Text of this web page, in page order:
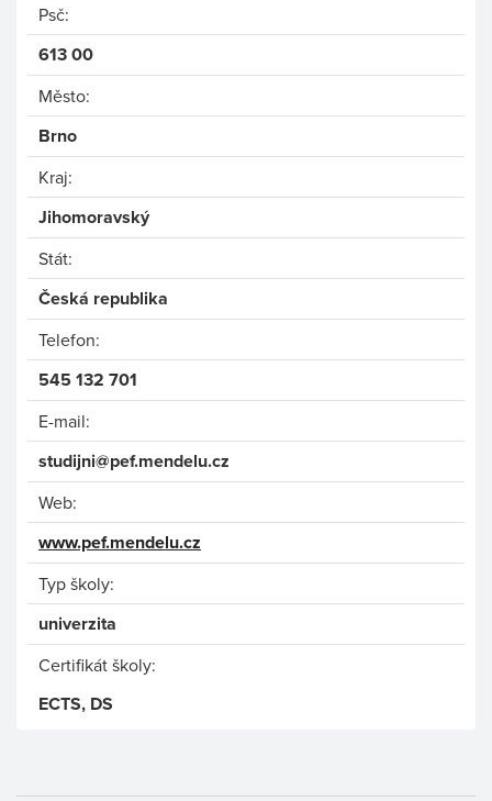
Psč:
613 00
Město:
Brno
Kraj:
Jihomoravský
Stát:
Česká republika
Telefon:
545 132 701
E-mail:
studijni@pef.mendelu.cz
Web:
www.pef.mendelu.cz
Typ školy:
univerzita
Certifikát školy:
ECTS, DS